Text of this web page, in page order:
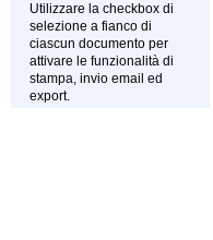
Utilizzare la checkbox di
selezione a fianco di
ciascun documento per
attivare le funzionalità di
stampa, invio email ed
export.